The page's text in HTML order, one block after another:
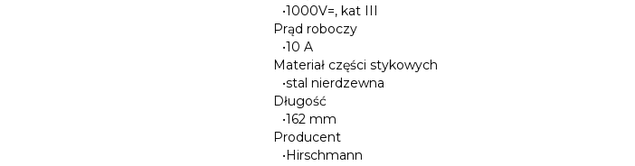
•1000V=, kat III
Prąd roboczy
•10 A
Materiał części stykowych
•stal nierdzewna
Długość
•162 mm
Producent
•Hirschmann